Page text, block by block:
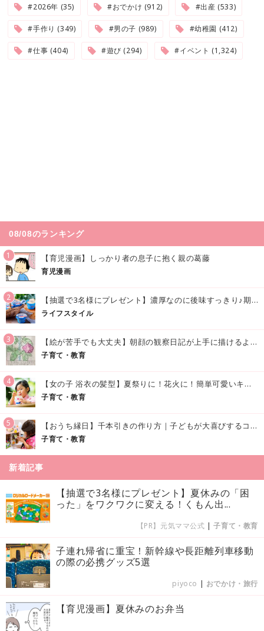
#2026年 (35) #おでかけ (912) #出産 (533)
#手作り (349) #男の子 (989) #幼稚園 (412)
#仕事 (404) #遊び (294) #イベント (1,324)
08/08のランキング
1 【育児漫画】しっかり者の息子に抱く親の葛藤
育児漫画
2 【抽選で3名様にプレゼント】濃厚なのに後味すっきり♪期間限定の「メイトーのなめらかプリン カルピス®入りソース」で夏を味わおう！
ライフスタイル
3 【絵が苦手でも大丈夫】朝顔の観察日記が上手に描けるようになる方法｜イラスト付き
子育て・教育
4 【女の子 浴衣の髪型】夏祭りに！花火に！簡単可愛いキッズの浴衣ヘアアレンジまとめ
子育て・教育
5 【おうち縁日】千本引きの作り方｜子どもが大喜びするコツやアイデア♪
子育て・教育
新着記事
【抽選で3名様にプレゼント】夏休みの「困
った」をワクワクに変える！くもん出...
【PR】元気ママ公式 |子育て・教育
子連れ帰省に重宝！新幹線や長距離列車移動
の際の必携グッズ5選
piyoco | おでかけ・旅行
【育児漫画】夏休みのお弁当